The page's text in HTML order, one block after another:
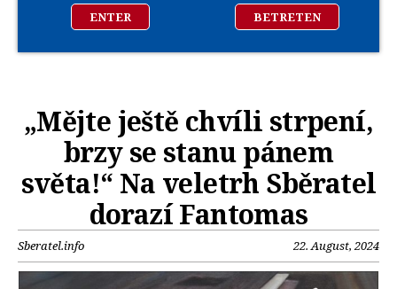
ENTER BETRETEN
„Mějte ještě chvíli strpení,
brzy se stanu pánem
světa!“ Na veletrh Sběratel
dorazí Fantomas
Sberatel.info 22. August, 2024